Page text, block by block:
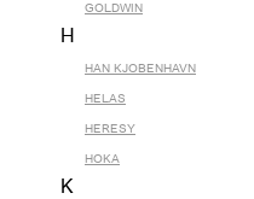
GOLDWIN
H
HAN KJOBENHAVN
HELAS
HERESY
HOKA
K